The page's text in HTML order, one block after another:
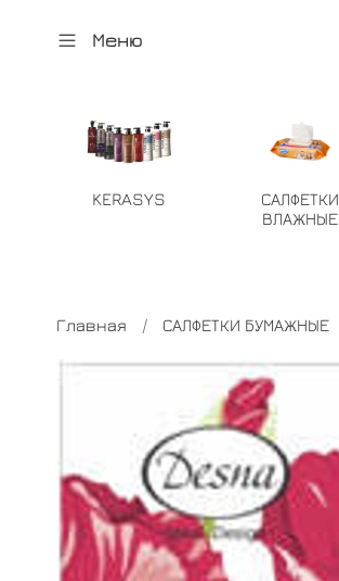
Меню
KERASYS
САЛФЕТКИ
ВЛАЖНЫЕ
Главная САЛФЕТКИ БУМАЖНЫЕ